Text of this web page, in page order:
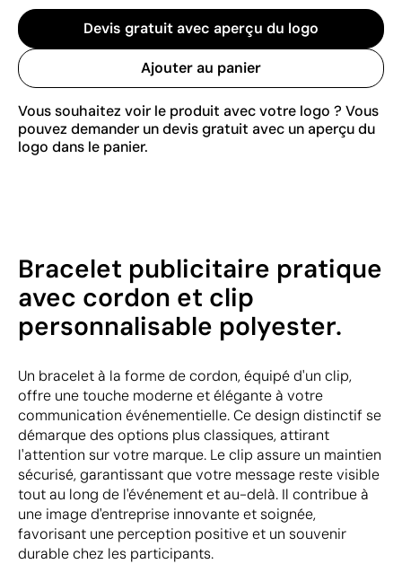
Devis gratuit avec aperçu du logo
Ajouter au panier
Vous souhaitez voir le produit avec votre logo ? Vous
pouvez demander un devis gratuit avec un aperçu du
logo dans le panier.
Bracelet publicitaire pratique
avec cordon et clip
personnalisable polyester.
Un bracelet à la forme de cordon, équipé d'un clip,
offre une touche moderne et élégante à votre
communication événementielle. Ce design distinctif se
démarque des options plus classiques, attirant
l'attention sur votre marque. Le clip assure un maintien
sécurisé, garantissant que votre message reste visible
tout au long de l'événement et au-delà. Il contribue à
une image d'entreprise innovante et soignée,
favorisant une perception positive et un souvenir
durable chez les participants.